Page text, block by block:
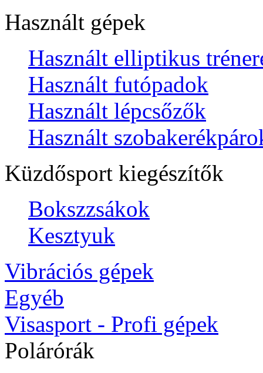
Használt gépek
Használt elliptikus
Használt futópadok
Használt lépcsőzők
Használt
Küzdősport kiegészítők
Bokszzsákok
Kesztyuk
Vibrációs gépek
Egyéb
Visasport - Profi gépek
Polárórák